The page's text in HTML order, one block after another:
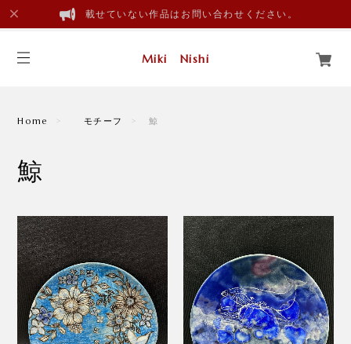
載せていない作品はお問い合わせください。
Miki Nishi
Home モチーフ 鯨
鯨